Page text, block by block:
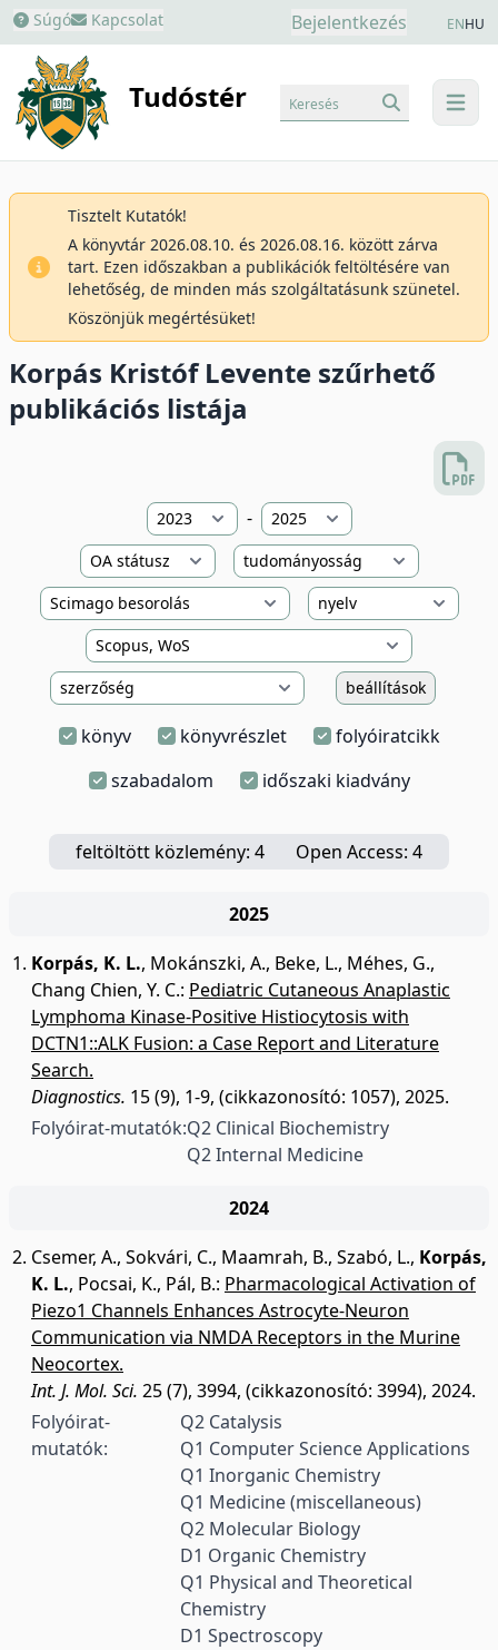
Súgó Kapcsolat Bejelentkezés ENHU
Tudóstér menu
Keresés
Tisztelt Kutatók!
A könyvtár 2026.08.10. és 2026.08.16. között zárva
tart. Ezen időszakban a publikációk feltöltésére van
lehetőség, de minden más szolgáltatásunk szünetel.
Köszönjük megértésüket!
Korpás Kristóf Levente szűrhető
publikációs listája
-
beállítások
könyv könyvrészlet
folyóiratcikk
szabadalom
időszaki kiadvány
feltöltött közlemény: 4 Open Access: 4
2025
Korpás, K. L., Mokánszki, A., Beke, L., Méhes, G.,
Chang Chien, Y. C.: Pediatric Cutaneous Anaplastic
Lymphoma Kinase-Positive Histiocytosis with
DCTN1::ALK Fusion: a Case Report and Literature
Search.
Diagnostics. 15 (9), 1-9, (cikkazonosító: 1057), 2025.
Folyóirat-mutatók:Q2 Clinical Biochemistry
Q2 Internal Medicine
2024
Csemer, A., Sokvári, C., Maamrah, B., Szabó, L., Korpás,
K. L., Pocsai, K., Pál, B.: Pharmacological Activation of
Piezo1 Channels Enhances Astrocyte-Neuron
Communication via NMDA Receptors in the Murine
Neocortex.
Int. J. Mol. Sci. 25 (7), 3994, (cikkazonosító: 3994), 2024.
Folyóirat-
mutatók:
Q2 Catalysis
Q1 Computer Science Applications
Q1 Inorganic Chemistry
Q1 Medicine (miscellaneous)
Q2 Molecular Biology
D1 Organic Chemistry
Q1 Physical and Theoretical
Chemistry
D1 Spectroscopy